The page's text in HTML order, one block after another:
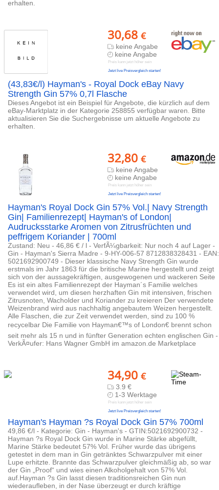
erhalten.
30,68 €
keine Angabe
keine Angabe
Preis kann jetzt höher sein
Jetzt live Preisvergleich starten!
(43,83€/l) Hayman's - Royal Dock eBay Navy
Strength Gin 57% 0,7l Flasche
Dieses Angebot ist ein Beispiel für Angebote, die kürzlich auf dem
eBay-Marktplatz in der Kategorie 258855 verfügbar waren. Bitte
aktualisieren Sie die Suchergebnisse um aktuelle Angebote zu
erhalten.
32,80 €
keine Angabe
keine Angabe
Preis kann jetzt höher sein
Jetzt live Preisvergleich starten!
Hayman's Royal Dock Gin 57% Vol.| Navy Strength
Gin| Familienrezept| Hayman's of London|
Audrucksstarke Aromen von Zitrusfrüchten und
peffrigem Koriander | 700ml
Zustand: Neu - 46,86 € / l - VerfÃ¼gbarkeit: Nur noch 4 auf Lager -
Gin - Hayman's Sierra Madre - 9-HY-006-57 8712838328431 - EAN:
5021692900749 - Dieser klassische Navy Strength Gin wurde
erstmals im Jahr 1863 für die britische Marine hergestellt und zeigt
sich von der aussagekräftigen, ausgewogenen und wackeren Seite
Es ist ein altes Familienrezept der Hayman´s Familie welches
verwendet wird, um diesen herzhaften Gin mit intensiven, frischen
Zitrusnoten, Wacholder und Koriander zu kreieren Der verwendete
Weizenbrand wird aus nachhaltig angebautem Weizen hergestellt.
Alle Flaschen, die zur Zeit verwendet werden, sind zu 100 %
recycelbar Die Familie von Hayman€™s of London€ brennt schon
seit mehr als 15 n und in fünfter Generation echten englischen Gin -
VerkÃ¤ufer: Hans Wagner GmbH im amazon.de Marketplace
34,90 €
3.9 €
1-3 Werktage
Preis kann jetzt höher sein
Jetzt live Preisvergleich starten!
Hayman's Hayman ?s Royal Dock Gin 57% 700ml
49,86 €/l - Kategorie: Gin - Hayman's - GTIN:5021692900732 -
Hayman ?s Royal Dock Gin wurde in Marine Stärke abgefüllt,
Marine Stärke bedeutet 57% Vol. Früher wurde das übrigens
getestet in dem man in Gin getränktes Schwarzpulver mit einer
Lupe erhitzte. Brannte das Schwarzpulver gleichmäßig ab, so war
der Gin „Proof“ und wies einen Alkoholgehalt von 57% Vol.
auf.Hayman ?s Gin lasst diesen traditionsreichen Gin nun
wiederaufleben, in der Nase überzeugt er durch kräftige